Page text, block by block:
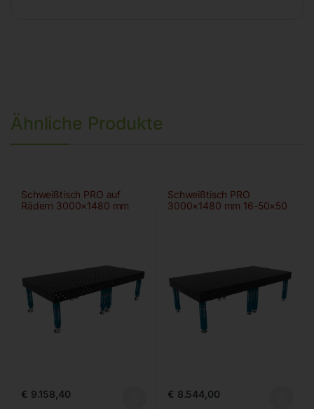
Ähnliche Produkte
Schweißtisch PRO auf
Rädern 3000×1480 mm
€ 9.158,40
Schweißtisch PRO
3000×1480 mm 16-50×50
€ 8.544,00